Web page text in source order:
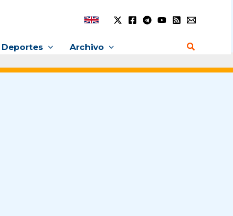
Deportes Archivo Buscar